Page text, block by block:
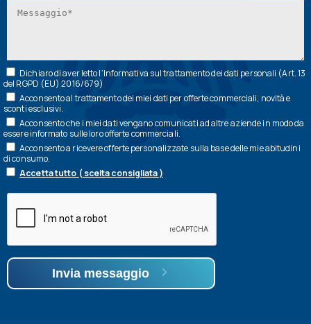
Dichiaro di aver letto l’Informativa sul trattamento dei dati personali (Art. 13
del RGPD (EU) 2016/679)
Acconsento al trattamento dei miei dati per offerte commerciali, novità e
sconti esclusivi.
Acconsento che i miei dati vengano comunicati ad altre aziende in modo da
essere informato sulle loro offerte commerciali.
Acconsento a ricevere offerte personalizzate sulla base delle mie abitudini
di consumo.
Accetta tutto ( scelta consigliata )
Invia messaggio